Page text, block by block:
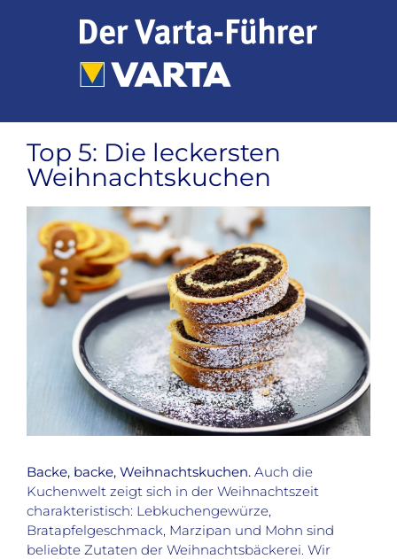
Top 5: Die leckersten
Weihnachtskuchen
grösseres
Bild
Backe, backe, Weihnachtskuchen. Auch die
Kuchenwelt zeigt sich in der Weihnachtszeit
charakteristisch: Lebkuchengewürze,
Bratapfelgeschmack, Marzipan und Mohn sind
beliebte Zutaten der Weihnachtsbäckerei. Wir